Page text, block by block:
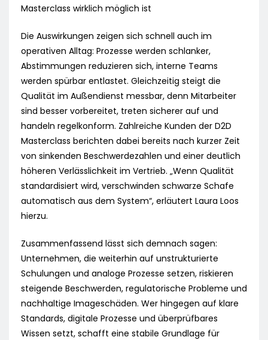
Masterclass wirklich möglich ist
Die Auswirkungen zeigen sich schnell auch im
operativen Alltag: Prozesse werden schlanker,
Abstimmungen reduzieren sich, interne Teams
werden spürbar entlastet. Gleichzeitig steigt die
Qualität im Außendienst messbar, denn Mitarbeiter
sind besser vorbereitet, treten sicherer auf und
handeln regelkonform. Zahlreiche Kunden der D2D
Masterclass berichten dabei bereits nach kurzer Zeit
von sinkenden Beschwerdezahlen und einer deutlich
höheren Verlässlichkeit im Vertrieb. „Wenn Qualität
standardisiert wird, verschwinden schwarze Schafe
automatisch aus dem System“, erläutert Laura Loos
hierzu.
Zusammenfassend lässt sich demnach sagen:
Unternehmen, die weiterhin auf unstrukturierte
Schulungen und analoge Prozesse setzen, riskieren
steigende Beschwerden, regulatorische Probleme und
nachhaltige Imageschäden. Wer hingegen auf klare
Standards, digitale Prozesse und überprüfbares
Wissen setzt, schafft eine stabile Grundlage für